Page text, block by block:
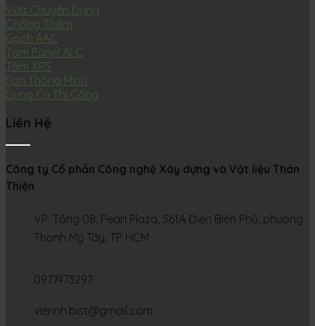
Vữa Chuyên Dụng
Chống Thấm
Gạch AAC
Tấm Panel ALC
Tấm XPS
Sơn Thông Minh
Dụng Cụ Thi Công
Liên Hệ
Công ty Cổ phần Công nghệ Xây dựng và Vật liệu Thân
Thiện
VP: Tầng 08, Pearl Plaza, 561A Điện Biên Phủ, phường
Thạnh Mỹ Tây, TP HCM
0977473297
viennh.bist@gmail.com